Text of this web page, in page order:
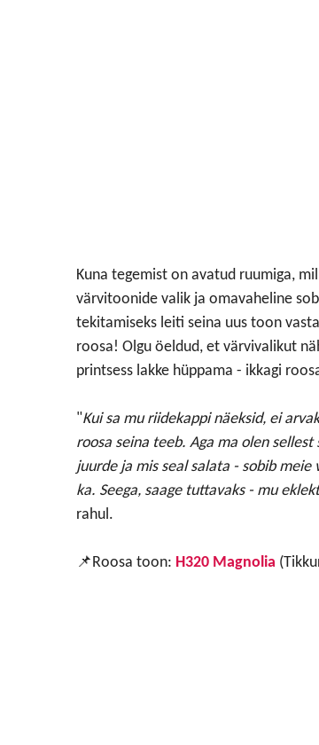
Kuna tegemist on avatud ruumiga,
värvitoonide valik ja omavaheline
tekitamiseks leiti seina uus toon
roosa! Olgu öeldud, et värvivalikut
printsess lakke hüppama - ikkagi
"Kui sa mu riidekappi näeksid, ei
roosa seina teeb. Aga ma olen
juurde ja mis seal salata - sobib
ka. Seega, saage tuttavaks - mu
rahul.
📌Roosa toon: H320 Magnolia